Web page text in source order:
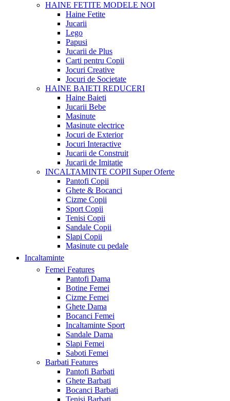
HAINE FETITE MODELE NOI
Haine Fetite
Jucarii
Lego
Papusi
Jucarii de Plus
Carti pentru Copii
Jocuri Creative
Jocuri de Societate
HAINE BAIETI REDUCERI
Haine Baieti
Jucarii Bebe
Masinute
Masinute electrice
Jocuri de Exterior
Jocuri Interactive
Jucarii de Construit
Jucarii de Imitatie
INCALTAMINTE COPII Super Oferte
Pantofi Copii
Ghete & Bocanci
Cizme Copii
Sport Copii
Tenisi Copii
Sandale Copii
Slapi Copii
Masinute cu pedale
Incaltaminte
Femei Features
Pantofi Dama
Botine Femei
Cizme Femei
Ghete Dama
Bocanci Femei
Incaltaminte Sport
Sandale Dama
Slapi Femei
Saboti Femei
Barbati Features
Pantofi Barbati
Ghete Barbati
Bocanci Barbati
Tenisi Barbati